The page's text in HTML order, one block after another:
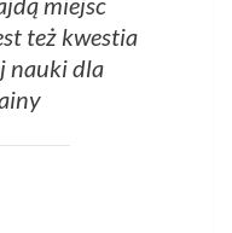
też kwestia
nauki dla